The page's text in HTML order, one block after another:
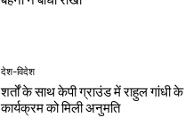
देश-विदेश
शर्तों के साथ केपी ग्राउंड में राहुल गांधी के
कार्यक्रम को मिली अनुमति